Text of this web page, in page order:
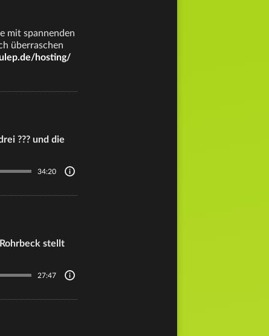
mit spannenden
überraschen
hosting/
??? und die
34:20
stellt
27:47